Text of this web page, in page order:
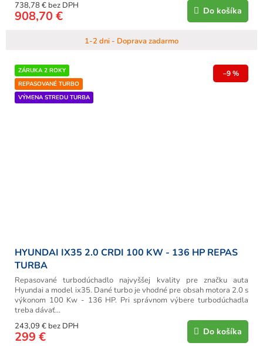
1-2 dni - Doprava zadarmo
738,78 € bez DPH
908,70 € Do košíka
ZÁRUKA 2 ROKY
REPASOVANÉ TURBO
VÝMENA STREDU TURBA
–9 %
HYUNDAI IX35 2.0 CRDI 100 KW - 136 HP REPAS
TURBA
243,09 € bez DPH
299 € Do košíka
Repasované turbodúchadlo najvyššej kvality pre značku auta
Hyundai a model ix35. Dané turbo je vhodné pre obsah motora 2.0 s
výkonom 100 Kw - 136 HP. Pri správnom výbere turbodúchadla
treba dávať...